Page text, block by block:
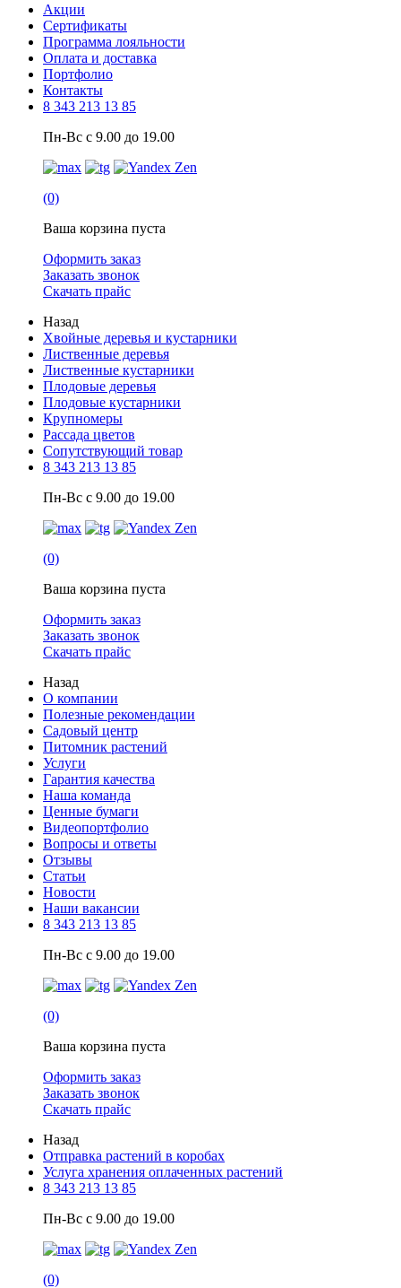
Акции
Сертификаты
Программа лояльности
Оплата и доставка
Портфолио
Контакты
8 343 213 13 85
Пн-Вс с 9.00 до 19.00
(0)
Ваша корзина пуста
Оформить заказ
Заказать звонок
Скачать прайс
Назад
Хвойные деревья и кустарники
Лиственные деревья
Лиственные кустарники
Плодовые деревья
Плодовые кустарники
Крупномеры
Рассада цветов
Сопутствующий товар
8 343 213 13 85
Пн-Вс с 9.00 до 19.00
(0)
Ваша корзина пуста
Оформить заказ
Заказать звонок
Скачать прайс
Назад
О компании
Полезные рекомендации
Садовый центр
Питомник растений
Услуги
Гарантия качества
Наша команда
Ценные бумаги
Видеопортфолио
Вопросы и ответы
Отзывы
Статьи
Новости
Наши вакансии
8 343 213 13 85
Пн-Вс с 9.00 до 19.00
(0)
Ваша корзина пуста
Оформить заказ
Заказать звонок
Скачать прайс
Назад
Отправка растений в коробах
Услуга хранения оплаченных растений
8 343 213 13 85
Пн-Вс с 9.00 до 19.00
(0)